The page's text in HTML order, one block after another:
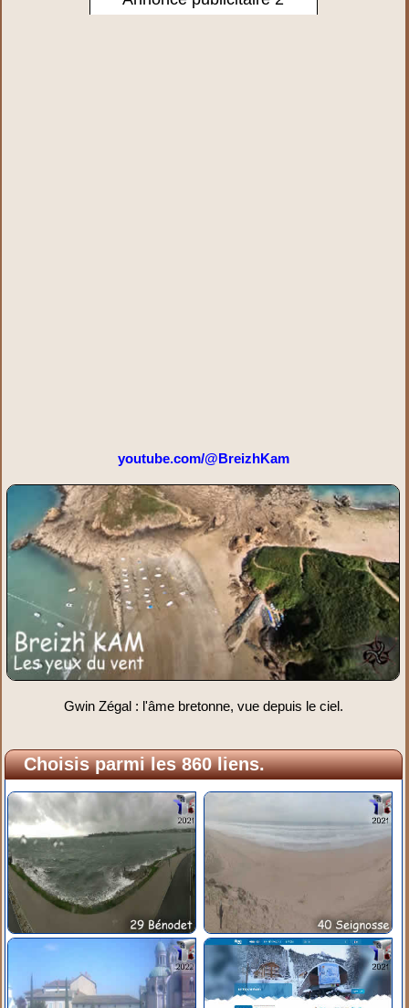
youtube.com/@BreizhKam
Gwin Zégal : l'âme bretonne, vue depuis le ciel.
Choisis parmi les 860 liens.